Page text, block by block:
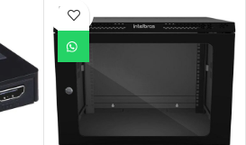
ESGO
TADO